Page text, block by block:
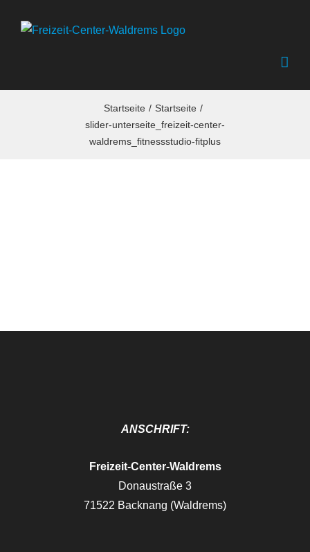
Inhalt
Startseite
Startseite
slider-unterseite_freizeit-center-
waldrems_fitnessstudio-fitplus
ANSCHRIFT:
Freizeit-Center-Waldrems
Donaustraße 3
71522 Backnang (Waldrems)